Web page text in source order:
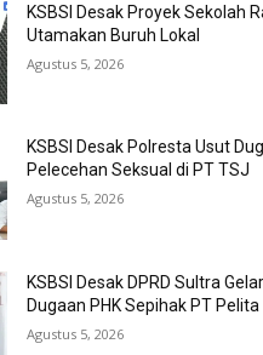
KSBSI Desak Proyek Sekolah
Utamakan Buruh Lokal
Agustus 5, 2026
KSBSI Desak Polresta Usut
Pelecehan Seksual di PT TSJ
Agustus 5, 2026
KSBSI Desak DPRD Sultra
Dugaan PHK Sepihak PT Pelita
Agustus 5, 2026